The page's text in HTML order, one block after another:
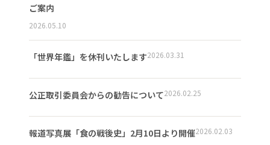
ご案内
2026.05.10
「世界年鑑」を休刊いたします2026.03.31
公正取引委員会からの勧告について2026.02.25
報道写真展「食の戦後史」2月10日より開催2026.02.03